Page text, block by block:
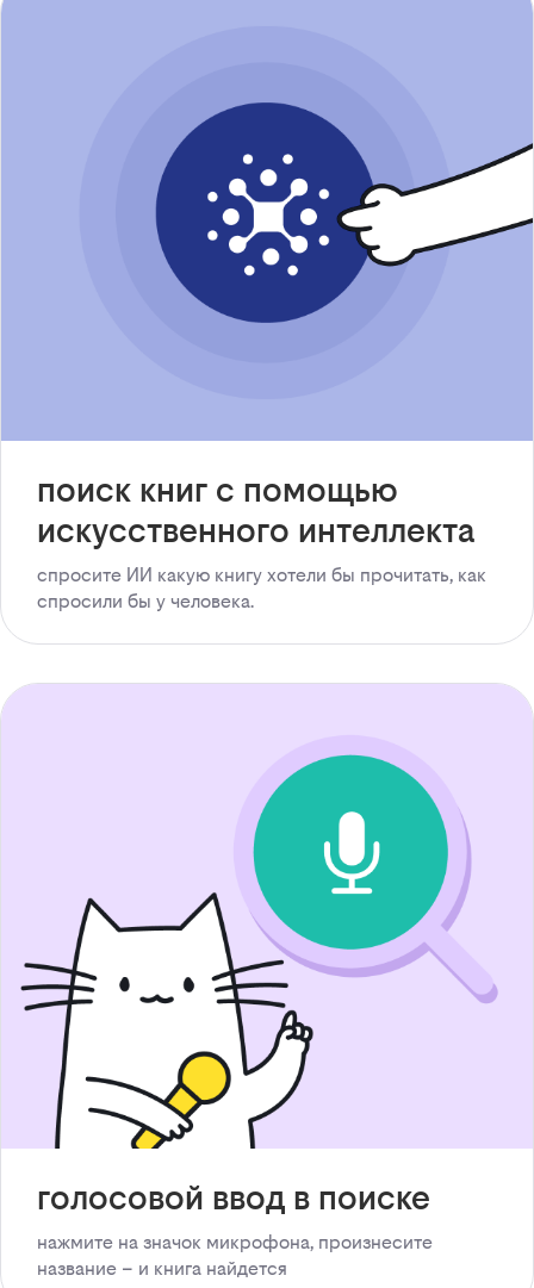
поиск книг с помощью
искусственного интеллекта
спросите ИИ какую книгу хотели бы прочитать, как
спросили бы у человека.
голосовой ввод в поиске
нажмите на значок микрофона, произнесите
название – и книга найдется